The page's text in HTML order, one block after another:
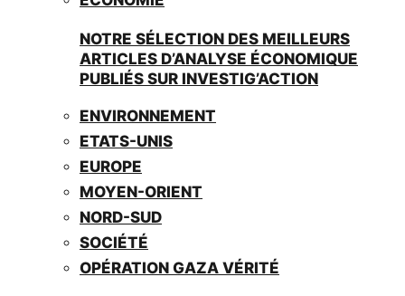
NOTRE SÉLECTION DES MEILLEURS
ARTICLES D’ANALYSE ÉCONOMIQUE
PUBLIÉS SUR INVESTIG’ACTION
ENVIRONNEMENT
ETATS-UNIS
EUROPE
MOYEN-ORIENT
NORD-SUD
SOCIÉTÉ
OPÉRATION GAZA VÉRITÉ